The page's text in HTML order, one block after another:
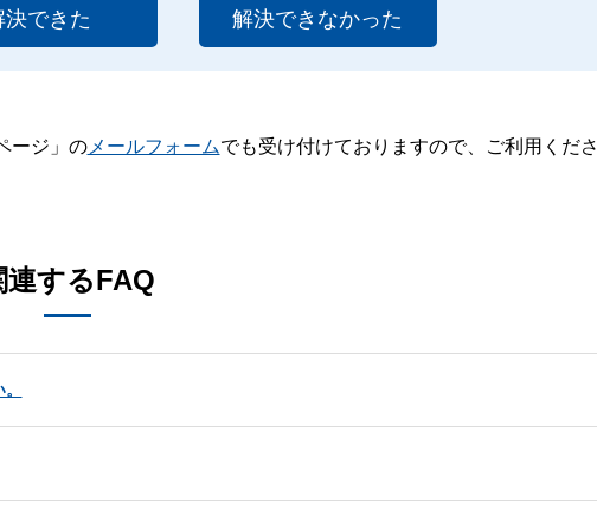
決できた 解決できなかった
ージ」のメールフォームでも受け付けておりますので、ご利用くださ
連するFAQ